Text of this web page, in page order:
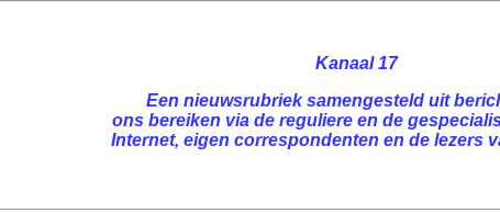
Kanaal 17
Een nieuwsrubriek samengesteld uit
ons bereiken via de reguliere en de
Internet, eigen correspondenten en de lezers